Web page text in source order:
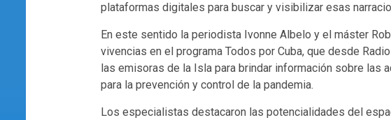
plataformas digitales para buscar y visibilizar esas
En este sentido la periodista Ivonne Albelo y el máster
vivencias en el programa Todos por Cuba, que desde
las emisoras de la Isla para brindar información sobre las
para la prevención y control de la pandemia.
Los especialistas destacaron las potencialidades del